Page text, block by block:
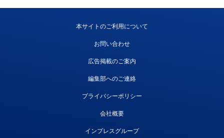
本サイトのご利用について
お問い合わせ
広告掲載のご案内
編集部へのご連絡
プライバシーポリシー
会社概要
インプレスグループ